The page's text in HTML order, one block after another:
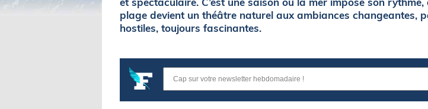
plage devient un théâtre naturel aux ambiances changeantes,
hostiles, toujours fascinantes.